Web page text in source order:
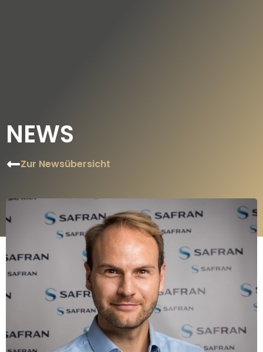
NEWS
Zur Newsübersicht